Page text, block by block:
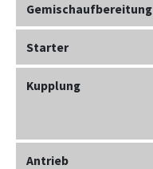
Gemischaufbereitung
Starter
Kupplung
Antrieb